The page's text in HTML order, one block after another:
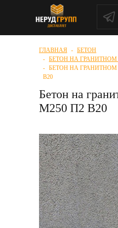
ГЛАВНАЯ
БЕТОН
БЕТОН НА
БЕТОН НА ГРАНИТНОМ
В20
Бетон на
М250 П2 В20